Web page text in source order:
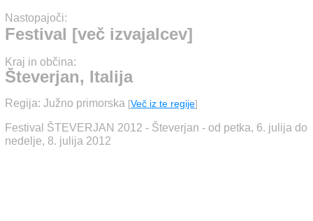
Nastopajoči:
Festival [več izvajalcev]
Kraj in občina:
Števerjan, Italija
Regija: Južno primorska [Več iz te regije]
Festival ŠTEVERJAN 2012 - Števerjan - od petka, 6. julija do
nedelje, 8. julija 2012